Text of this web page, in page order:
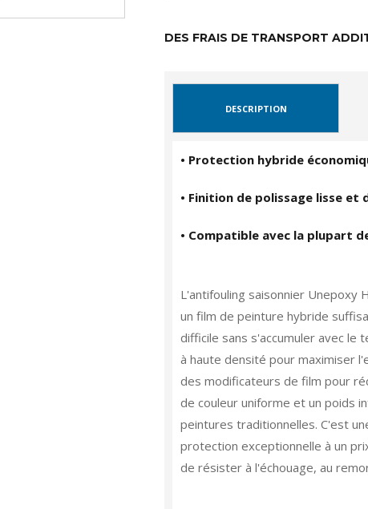
DES FRAIS DE TRANSPORT
DESCRIPTION
• Protection hybride
• Finition de polissage lisse et
• Compatible avec la plupart
L'antifouling saisonnier Unepoxy
un film de peinture hybride
difficile sans s'accumuler avec le
à haute densité pour maximiser
des modificateurs de film pour
de couleur uniforme et un poids
peintures traditionnelles. C'est
protection exceptionnelle à un
de résister à l'échouage, au